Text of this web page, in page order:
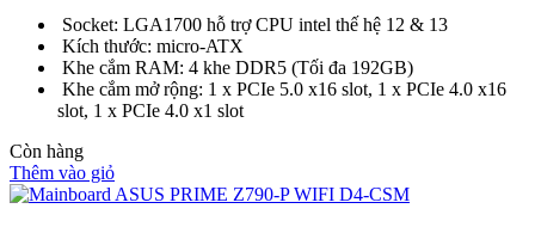
Socket: LGA1700 hỗ trợ CPU intel thế hệ 12 & 13
Kích thước: micro-ATX
Khe cắm RAM: 4 khe DDR5 (Tối đa 192GB)
Khe cắm mở rộng: 1 x PCIe 5.0 x16 slot, 1 x PCIe 4.0 x16
slot, 1 x PCIe 4.0 x1 slot
Còn hàng
Thêm vào giỏ